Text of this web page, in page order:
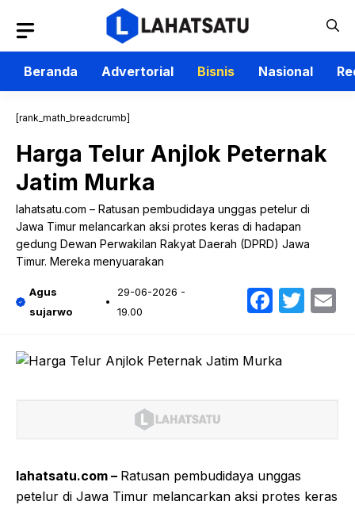
isi
Beranda
Advertorial Bisnis Nasional
[rank_math_breadcrumb]
Harga Telur Anjlok Peternak
Jatim Murka
lahatsatu.com – Ratusan pembudidaya unggas petelur di
Jawa Timur melancarkan aksi protes keras di hadapan
gedung Dewan Perwakilan Rakyat Daerah (DPRD) Jawa
Timur. Mereka menyuarakan
Agus
sujarwo
29-06-2026 -
19.00
lahatsatu.com – Ratusan pembudidaya unggas
petelur di Jawa Timur melancarkan aksi protes keras